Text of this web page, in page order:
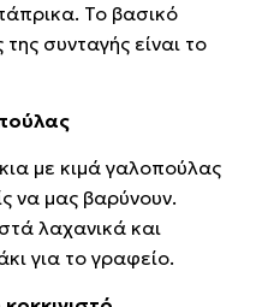
Το βασικό
συνταγής είναι το
με κιμά γαλοπούλας
να μας βαρύνουν.
λαχανικά και
για το γραφείο.